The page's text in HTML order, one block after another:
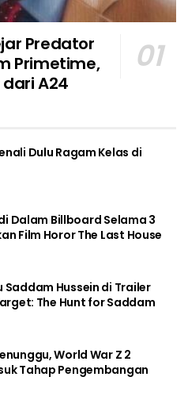
Predator
Primetime,
A24
Dulu Ragam Kelas di
Dalam Billboard Selama 3
Film Horor The Last House
Saddam Hussein di Trailer
The Hunt for Saddam
World War Z 2
Tahap Pengembangan